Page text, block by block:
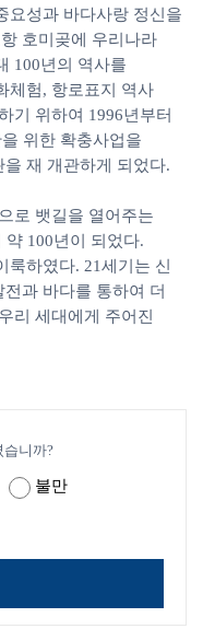
요성과 바다사랑 정신을
호미곶에 우리나라
100년의 역사를
체험, 항로표지 역사
기 위하여 1996년부터
위한 확충사업을
재 개관하게 되었다.
로 뱃길을 열어주는
100년이 되었다.
하였다. 21세기는 신
과 바다를 통하여 더
리 세대에게 주어진
습니까?
불만